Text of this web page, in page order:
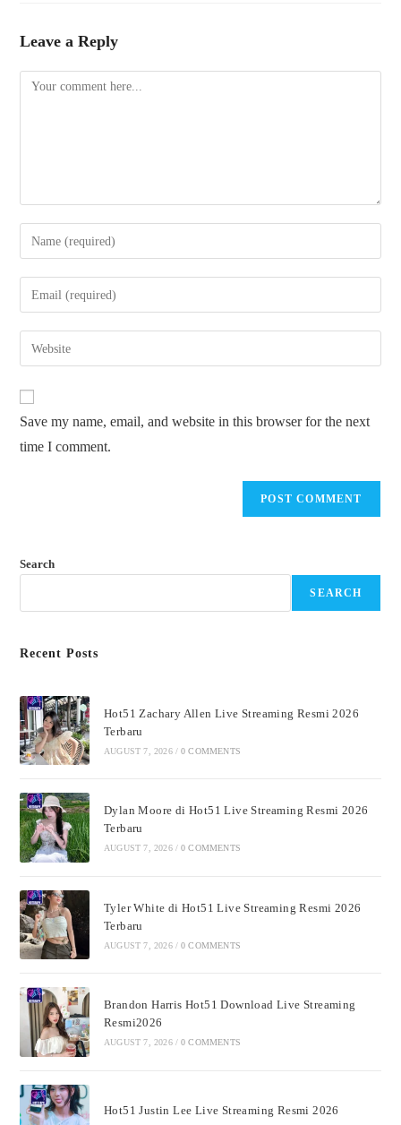
Leave a Reply
Save my name, email, and website in this browser for the next
time I comment.
Search
SEARCH
Recent Posts
Hot51 Zachary Allen Live Streaming Resmi 2026
Terbaru
AUGUST 7, 2026 / 0 COMMENTS
Dylan Moore di Hot51 Live Streaming Resmi 2026
Terbaru
AUGUST 7, 2026 / 0 COMMENTS
Tyler White di Hot51 Live Streaming Resmi 2026
Terbaru
AUGUST 7, 2026 / 0 COMMENTS
Brandon Harris Hot51 Download Live Streaming
Resmi2026
AUGUST 7, 2026 / 0 COMMENTS
Hot51 Justin Lee Live Streaming Resmi 2026